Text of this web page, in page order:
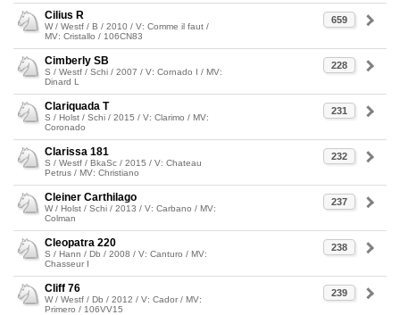
659
Cilius R
W / Westf / B / 2010 / V: Comme il faut /
MV: Cristallo / 106CN83
228
Cimberly SB
S / Westf / Schi / 2007 / V: Cornado I / MV:
Dinard L
231
Clariquada T
S / Holst / Schi / 2015 / V: Clarimo / MV:
Coronado
232
Clarissa 181
S / Westf / BkaSc / 2015 / V: Chateau
Petrus / MV: Christiano
237
Cleiner Carthilago
W / Holst / Schi / 2013 / V: Carbano / MV:
Colman
238
Cleopatra 220
S / Hann / Db / 2008 / V: Canturo / MV:
Chasseur I
239
Cliff 76
W / Westf / Db / 2012 / V: Cador / MV:
Primero / 106VV15